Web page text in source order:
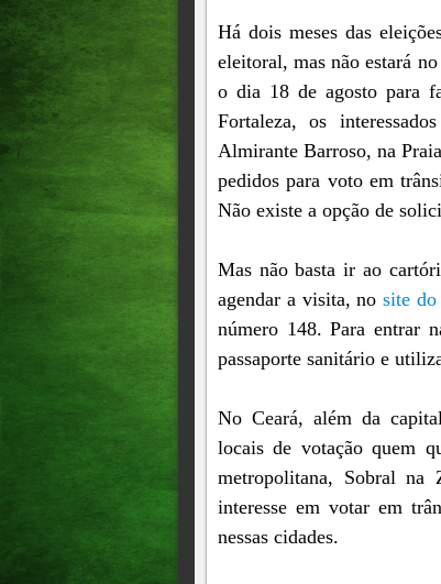
Há dois meses das
eleitoral, mas não estará
o dia 18 de agosto para
Fortaleza, os
Almirante Barroso, na
pedidos para voto em
Não existe a opção de
Mas não basta ir ao
agendar a visita, nosite
número 148. Para entrar
passaporte sanitário e
No Ceará, além da
locais de votação quem
metropolitana, Sobral
interesse em votar em
nessas cidades.